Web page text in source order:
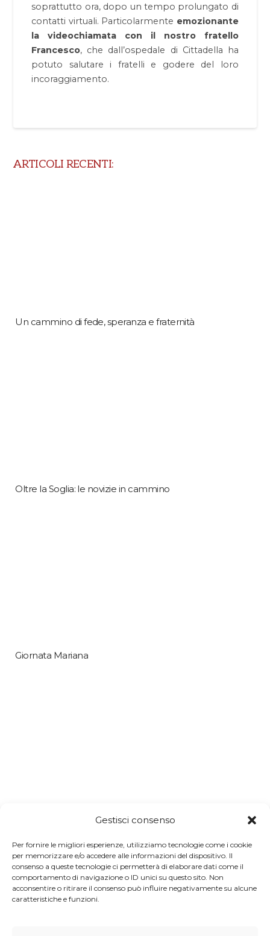
Gestisci consenso
Per fornire le migliori esperienze, utilizziamo tecnologie come i cookie
per memorizzare e/o accedere alle informazioni del dispositivo. Il
consenso a queste tecnologie ci permetterà di elaborare dati come il
comportamento di navigazione o ID unici su questo sito. Non
acconsentire o ritirare il consenso può influire negativamente su alcune
caratteristiche e funzioni.
soprattutto ora, dopo un tempo prolungato di
contatti virtuali. Particolarmente emozionante
la videochiamata con il nostro fratello
Francesco, che dall’ospedale di Cittadella ha
potuto salutare i fratelli e godere del loro
incoraggiamento.
ARTICOLI RECENTI:
Un cammino di fede, speranza e fraternità
Oltre la Soglia: le novizie in cammino
Giornata Mariana
Preghiera, festa e passi condivisi